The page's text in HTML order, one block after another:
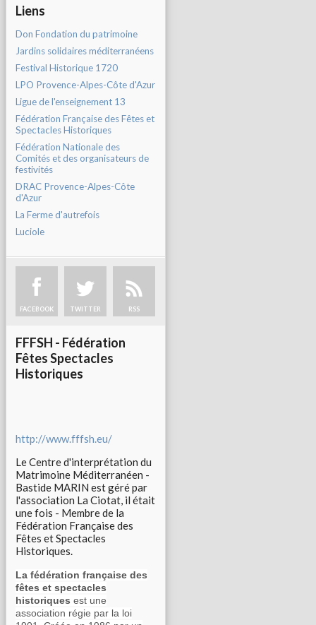
Liens
Don Fondation du patrimoine
Jardins solidaires méditerranéens
Festival Historique 1720
LPO Provence-Alpes-Côte d'Azur
Ligue de l'enseignement 13
Fédération Française des Fêtes et
Spectacles Historiques
Fédération Nationale des
Comités et des organisateurs de
festivités
DRAC Provence-Alpes-Côte
d'Azur
La Ferme d'autrefois
Luciole
FACEBOOK TWITTER RSS
FFFSH - Fédération
Fêtes Spectacles
Historiques
http://www.fffsh.eu/
Le Centre d'interprétation du
Matrimoine Méditerranéen -
Bastide MARIN est géré par
l'association La Ciotat, il était
une fois - Membre de la
Fédération Française des
Fêtes et Spectacles
Historiques.
La fédération française des
fêtes et spectacles
historiques est une
association régie par la loi